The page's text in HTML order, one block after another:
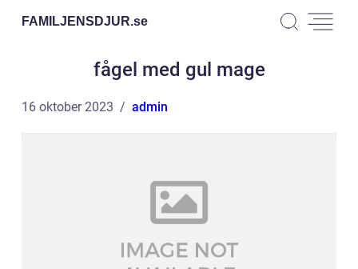
FAMILJENSDJUR.se
fågel med gul mage
16 oktober 2023 admin